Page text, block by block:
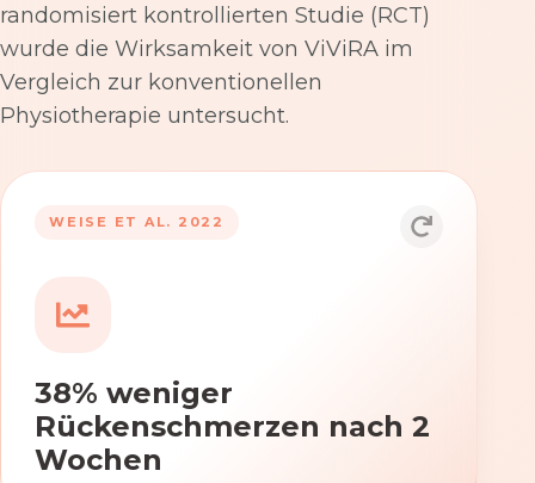
randomisiert kontrollierten Studie (RCT)
wurde die Wirksamkeit von ViViRA im
Vergleich zur konventionellen
Physiotherapie untersucht.
WEISE ET AL. 2022
38% weniger
Rückenschmerzen nach 2
Wochen
53% nach 12 Wochen